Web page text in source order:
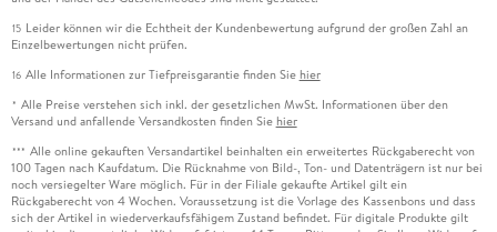
15 Leider können wir die Echtheit der Kundenbewertung aufgrund der großen Zahl an
Einzelbewertungen nicht prüfen.
16 Alle Informationen zur Tiefpreisgarantie finden Sie hier
* Alle Preise verstehen sich inkl. der gesetzlichen MwSt. Informationen über den
Versand und anfallende Versandkosten finden Sie hier
*** Alle online gekauften Versandartikel beinhalten ein erweitertes Rückgaberecht von
100 Tagen nach Kaufdatum. Die Rücknahme von Bild-, Ton- und Datenträgern ist nur bei
noch versiegelter Ware möglich. Für in der Filiale gekaufte Artikel gilt ein
Rückgaberecht von 4 Wochen. Voraussetzung ist die Vorlage des Kassenbons und dass
sich der Artikel in wiederverkaufsfähigem Zustand befindet. Für digitale Produkte gilt